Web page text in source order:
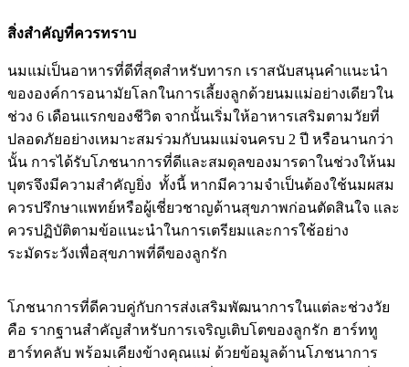
สิ่งสำคัญที่ควรทราบ
นมแม่เป็นอาหารที่ดีที่สุดสำหรับทารก เราสนับสนุนคำแนะนำ
ขององค์การอนามัยโลกในการเลี้ยงลูกด้วยนมแม่อย่างเดียวใน
ช่วง 6 เดือนแรกของชีวิต จากนั้นเริ่มให้อาหารเสริมตามวัยที่
ปลอดภัยอย่างเหมาะสมร่วมกับนมแม่จนครบ 2 ปี หรือนานกว่า
นั้น การได้รับโภชนาการที่ดีและสมดุลของมารดาในช่วงให้นม
บุตรจึงมีความสำคัญยิ่ง ทั้งนี้ หากมีความจำเป็นต้องใช้นมผสม
ควรปรึกษาแพทย์หรือผู้เชี่ยวชาญด้านสุขภาพก่อนตัดสินใจ และ
ควรปฏิบัติตามข้อแนะนำในการเตรียมและการใช้อย่าง
ระมัดระวังเพื่อสุขภาพที่ดีของลูกรัก
โภชนาการที่ดีควบคู่กับการส่งเสริมพัฒนาการในแต่ละช่วงวัย
คือ รากฐานสำคัญสำหรับการเจริญเติบโตของลูกรัก ฮาร์ททู
ฮาร์ทคลับ พร้อมเคียงข้างคุณแม่ ด้วยข้อมูลด้านโภชนาการ